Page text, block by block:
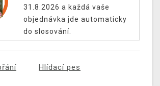
31.8.2026 a každá vaše
objednávka jde automaticky
do slosování.
Hlídací pes